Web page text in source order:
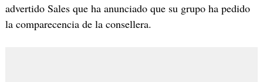
advertido Sales que ha anunciado que su grupo ha pedido
la comparecencia de la consellera.